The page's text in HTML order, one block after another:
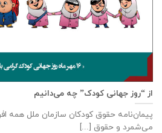
از “روز جهانی کودک” چه می‌دانیم
می‌شمرد و حقوق [...]